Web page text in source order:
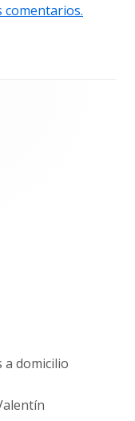
comentarios.
a domicilio